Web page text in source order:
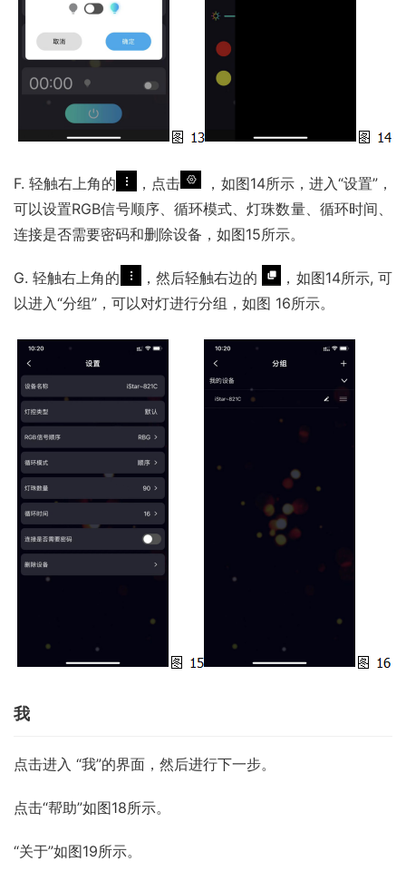
F. 轻触右上角的 ，点击
，如图14所示，进入“设置”，
可以设置RGB信号顺序、循环模式、灯珠数量、循环时间、
连接是否需要密码和删除设备，如图15所示。
G. 轻触右上角的 ，然后轻触右边的
，如图14所示, 可
以进入“分组”，可以对灯进行分组，如图 16所示。
我
点击进入 “我”的界面，然后进行下一步。
点击“帮助”如图18所示。
“关于”如图19所示。